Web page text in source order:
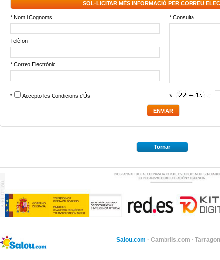
SOL·LICITAR MÉS INFORMACIÓ PER CORREU
* Nom i Cognoms * Consulta
Telèfon
* Correo Electrònic
* Accepto les Condicions d'Ús *
Tornar
Salou.com · Cambrils.com ·